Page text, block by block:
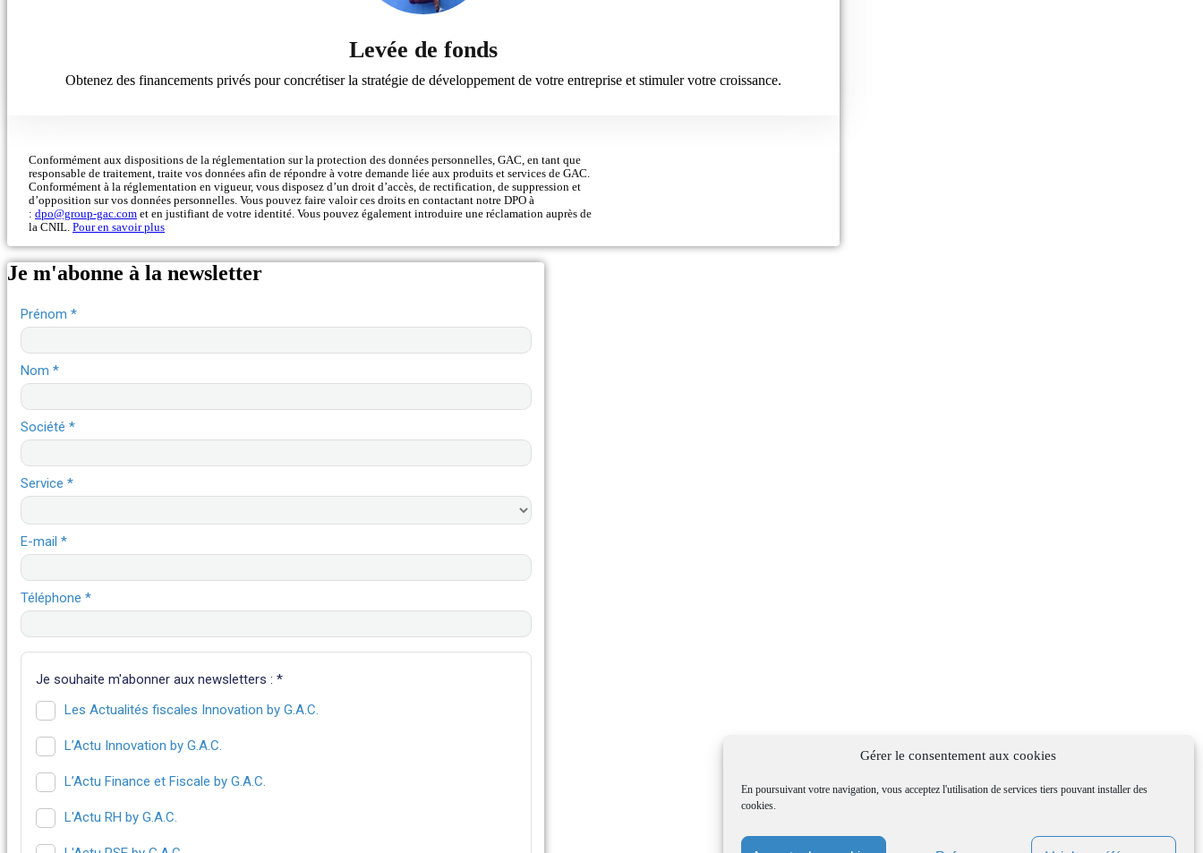
Gérer le consentement aux cookies
En poursuivant votre navigation, vous acceptez l'utilisation de services tiers pouvant installer des
cookies.
Levée de fonds
Obtenez des financements privés pour concrétiser la stratégie de développement de votre entreprise et stimuler votre croissance.
Conformément aux dispositions de la réglementation sur la protection des données personnelles, GAC, en tant que
responsable de traitement, traite vos données afin de répondre à votre demande liée aux produits et services de GAC.
Conformément à la réglementation en vigueur, vous disposez d’un droit d’accès, de rectification, de suppression et
d’opposition sur vos données personnelles. Vous pouvez faire valoir ces droits en contactant notre DPO à
: dpo@group-gac.com et en justifiant de votre identité. Vous pouvez également introduire une réclamation auprès de
la CNIL. Pour en savoir plus
Je m'abonne à la newsletter